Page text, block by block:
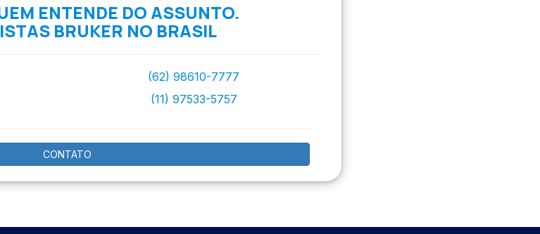
ENTENDE DO ASSUNTO.
BRUKER NO BRASIL
(62) 98610-7777
(11) 97533-5757
CONTATO